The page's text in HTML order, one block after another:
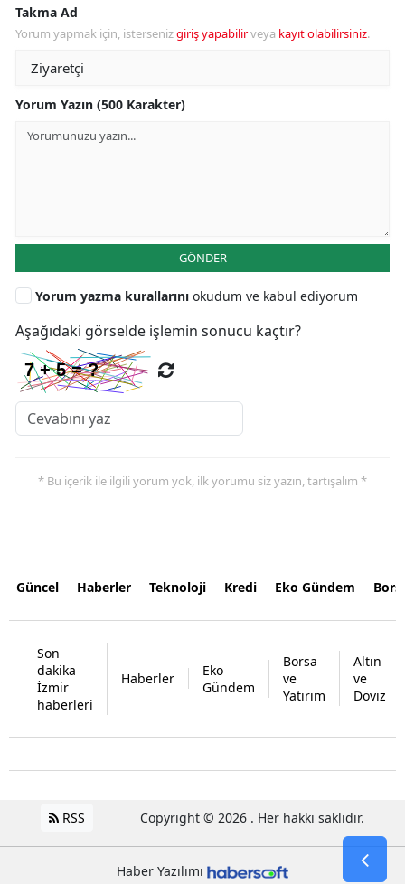
Takma Ad
Yorum yapmak için, istersenizgiriş yapabilirveya kayıt olabilirsiniz.
Yorum Yazın (500 Karakter)
GÖNDER
Yorum yazma kurallarını okudum ve kabul ediyorum
Aşağıdaki görselde işlemin sonucu kaçtır?
* Bu içerik ile ilgili yorum yok, ilk yorumu siz yazın, tartışalım *
Güncel Haberler Teknoloji Kredi Eko Gündem
Son
dakika
İzmir
haberleri
Haberler
Eko
Gündem
Borsa
ve
Yatırım
Altın
ve
Döviz
RSS Copyright © 2026 . Her hakkı saklıdır.
Haber Yazılımı